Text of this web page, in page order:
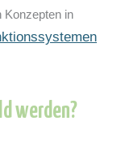
Konzepten in
werden?